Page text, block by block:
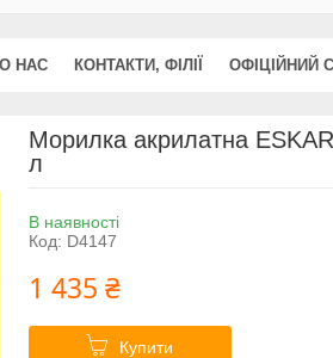
О НАС КОНТАКТИ, ФІЛІЇ ОФІЦІЙНИЙ
Морилка акрилатна
л
В наявності
Код: D4147
1 435 ₴
Купити